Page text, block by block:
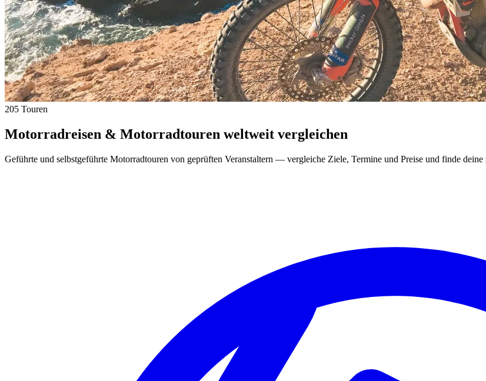
205 Touren
Motorradreisen & Motorradtouren weltweit vergleichen
Geführte und selbstgeführte Motorradtouren von geprüften Veranstaltern — vergleiche Ziele, Termine und Preise und finde deine